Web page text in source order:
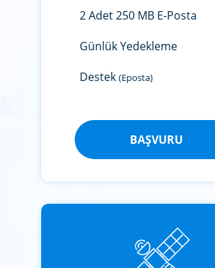
2 Adet 250 MB E-Posta
Günlük Yedekleme
Destek (Eposta)
BAŞVURU